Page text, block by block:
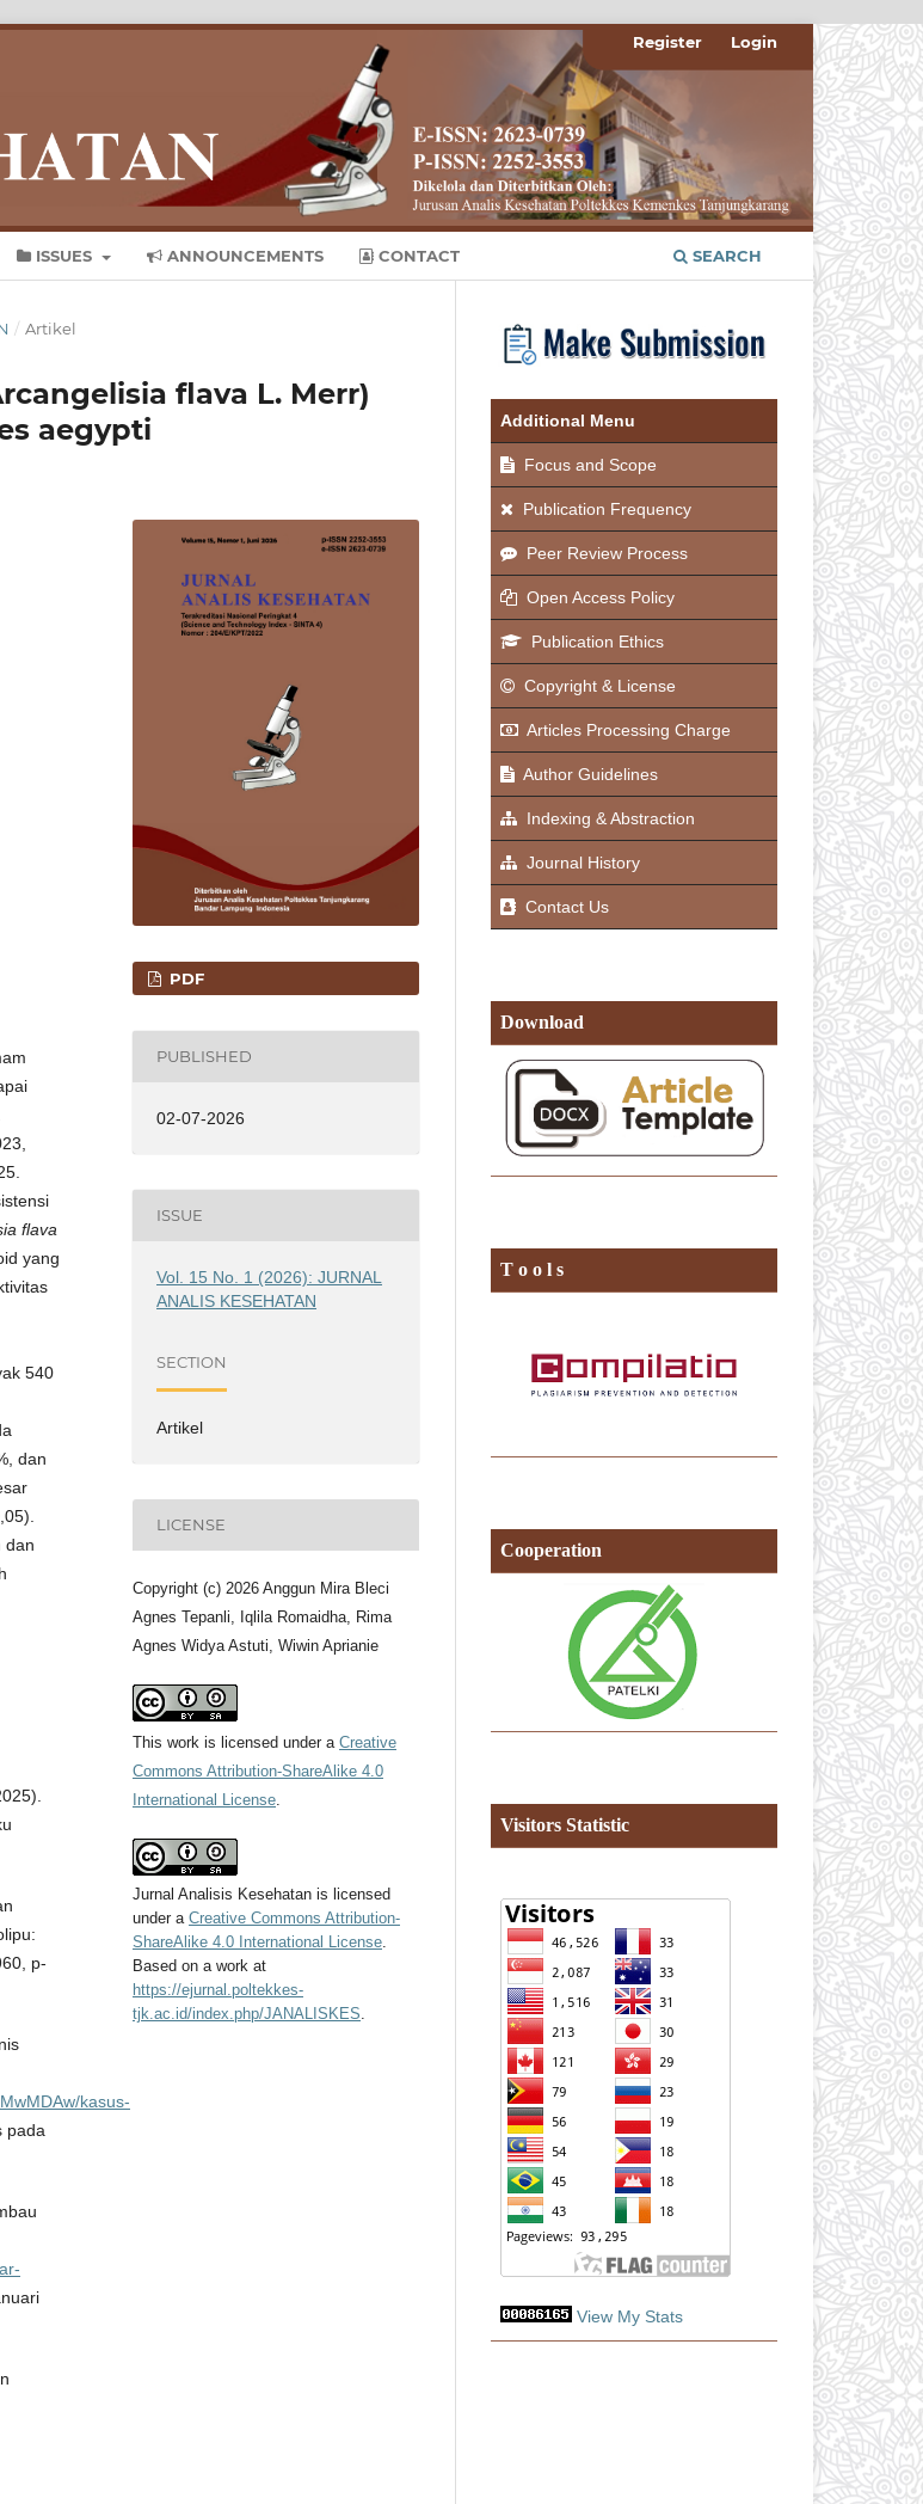
ISSUES ANNOUNCEMENTS CONTACT SEARCH
Register Login
/ Artikel
flava L. Merr)
aegypti
flava
yang
540
dan
dan
p-
kasus-
pada
PDF
PUBLISHED
02-07-2026
ISSUE
Vol. 15 No. 1 (2026): JURNAL
ANALIS KESEHATAN
SECTION
Artikel
LICENSE
Copyright (c) 2026 Anggun Mira Bleci
Agnes Tepanli, Iqlila Romaidha, Rima
Agnes Widya Astuti, Wiwin Aprianie
This work is licensed under a Creative
Commons Attribution-ShareAlike 4.0
International License
Jurnal Analisis Kesehatan is licensed
under a Creative Commons Attribution-
ShareAlike 4.0 International License
Based on a work at
https://ejurnal.poltekkes-
tjk.ac.id/index.php/JANALISKES
Additional Menu
Focus and Scope
Publication Frequency
Peer Review Process
Open Access Policy
Publication Ethics
Copyright & License
Articles Processing Charge
Author Guidelines
Indexing & Abstraction
Journal History
Contact Us
Download
T o o l s
Cooperation
Visitors Statistic
View My Stats